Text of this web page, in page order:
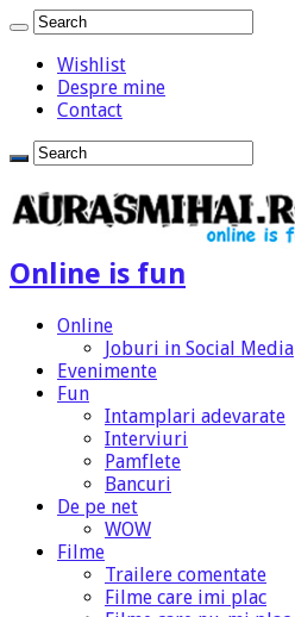
Wishlist
Despre mine
Contact
Online is fun
Online
Joburi in Social Media
Evenimente
Fun
Intamplari adevarate
Interviuri
Pamflete
Bancuri
De pe net
WOW
Filme
Trailere comentate
Filme care imi plac